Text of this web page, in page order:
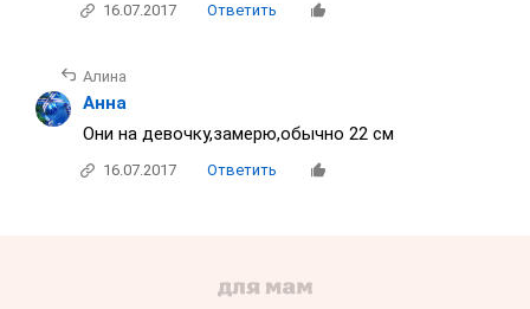
16.07.2017 Ответить
Алина
Анна
Они на девочку,замерю,обычно 22 см
16.07.2017 Ответить